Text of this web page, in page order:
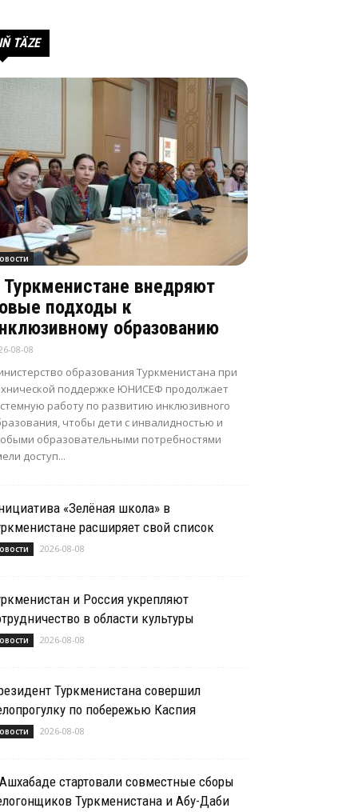
IŇ TÄZE
Туркменистане внедряют
подходы к
образованию
08-08
образования Туркменистана при
поддержке ЮНИСЕФ продолжает
работу по развитию инклюзивного
чтобы дети с инвалидностью и
образовательными потребностями
доступ...
«Зелёная школа» в
расширяет свой список
2026-08-08
и Россия укрепляют
в области культуры
2026-08-08
Туркменистана совершил
по побережью Каспия
2026-08-08
стартовали совместные сборы
Туркменистана и Абу-Даби